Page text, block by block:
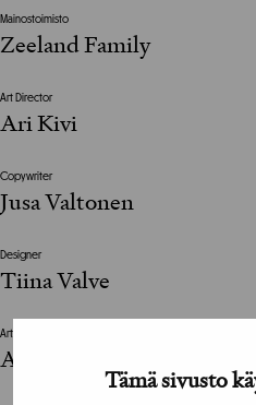
Tämä sivusto
Mainostoimisto
Zeeland Family
Art Director
Ari Kivi
Copywriter
Jusa Valtonen
Designer
Tiina Valve
Art Director
Ari Kivi